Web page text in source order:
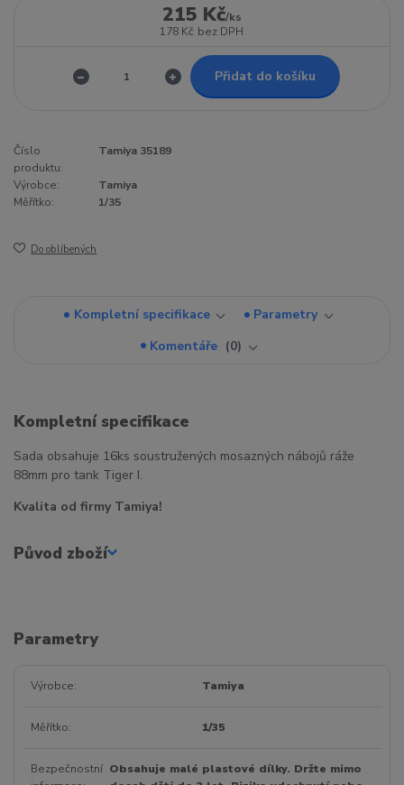
215 Kč/ks
178 Kč bez DPH
Přidat do košíku
Číslo
produktu:
Tamiya 35189
Výrobce:
Tamiya
Měřítko:
1/35
Do oblíbených
Kompletní specifikace
Parametry
Komentáře
0
Kompletní specifikace
Sada obsahuje 16ks soustružených mosazných nábojů ráže
88mm pro tank Tiger I.
Kvalita od firmy Tamiya!
Původ zboží
Parametry
Výrobce Tamiya
Měřítko 1/35
Bezpečnostní Obsahuje malé plastové dílky. Držte mimo